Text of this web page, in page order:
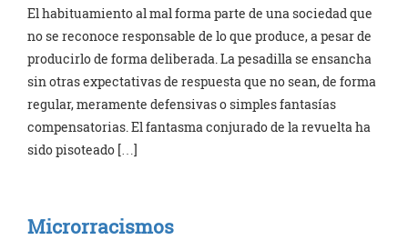
El habituamiento al mal forma parte de una sociedad que
no se reconoce responsable de lo que produce, a pesar de
producirlo de forma deliberada. La pesadilla se ensancha
sin otras expectativas de respuesta que no sean, de forma
regular, meramente defensivas o simples fantasías
compensatorias. El fantasma conjurado de la revuelta ha
sido pisoteado […]
Microrracismos